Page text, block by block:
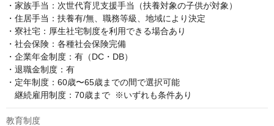
・家族手当：次世代育児支援手当（扶養対象の子供が対象）
・住居手当：扶養有/無、職務等級、地域により決定
・寮社宅：厚生社宅制度を利用できる場合あり
・社会保険：各種社会保険完備
・企業年金制度：有（DC・DB）
・退職金制度：有
・定年制度：60歳〜65歳までの間で選択可能
継続雇用制度：70歳まで  ※いずれも条件あり
教育制度